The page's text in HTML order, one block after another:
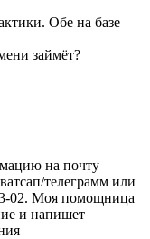
Обе на базе
займёт?
на почту
телеграмм или
02. Моя помощница
и напишет